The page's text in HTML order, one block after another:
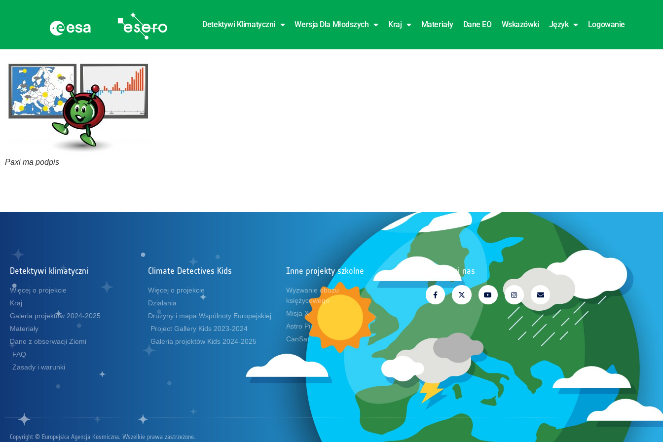
Detektywi Klimatyczni Wersja Dla Młodszych Kraj Materiały Dane EO Wskazówki Język Logowanie
Paxi ma podpis
Detektywi klimatyczni
Więcej o projekcie
Kraj
Galeria projektów 2024-2025
Materiały
Dane z obserwacji Ziemi
FAQ
Zasady i warunki
Climate Detectives Kids
Więcej o projekcie
Działania
Drużyny i mapa Wspólnoty Europejskiej
Project Gallery Kids 2023-2024
Galeria projektów Kids 2024-2025
Inne projekty szkolne
Wyzwanie obozu
księżycowego
Misja X
Astro Pi
CanSat
Obserwuj nas
Copyright © Europejska Agencja Kosmiczna. Wszelkie prawa zastrzeżone.